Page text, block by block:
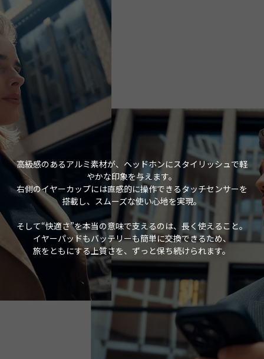
高級感のあるアルミ素材が、ヘッドホンにスタイリッシュで軽
やかな印象を与えます。
右側のイヤーカップには直感的に操作できるタッチセンサーを
搭載し、スムーズな使い心地を実現。
そして“快適さ”を本当の意味で支えるのは、長く使えること。
イヤーパッドもバッテリーも簡単に交換できるため、
旅をともにする上質さを、ずっと保ち続けられます。